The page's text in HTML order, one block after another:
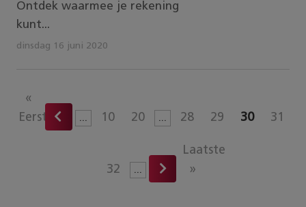
Ontdek waarmee je rekening
kunt...
dinsdag 16 juni 2020
«
Eerste
... 10 20 ... 28 29 30 31
32 ...
Laatste
»